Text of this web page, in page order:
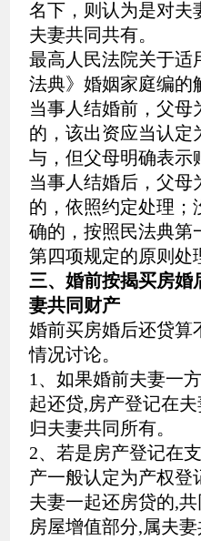
名下，则认为是对夫
夫妻共同共有。
最高人民法院关于适
法典》婚姻家庭编的
当事人结婚前，父母
的，该出资应当认定
与，但父母明确表示
当事人结婚后，父母
的，依照约定处理；
确的，按照民法典第
第四项规定的原则处
三、婚前按揭买房婚
妻共同财产
婚前买房婚后还贷算
情况讨论。
1、如果婚前夫妻一
起还贷,房产登记在
归夫妻共同所有。
2、若是房产登记在
产一般认定为产权登
夫妻一起还房贷的,
房屋增值部分,属夫妻